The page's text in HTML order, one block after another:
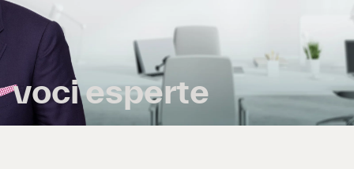
voci esperte